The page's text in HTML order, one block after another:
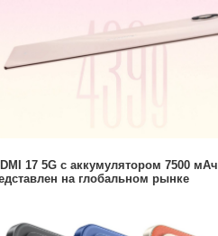
17 5G c аккумулятором 7500 мАч
на глобальном рынке